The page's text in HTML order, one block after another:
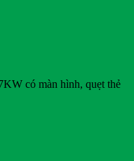
có màn hình, quẹt thẻ